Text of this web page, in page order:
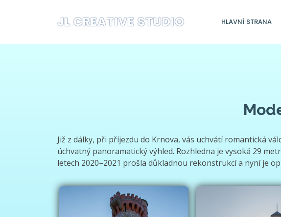
JL CREATIVE STUDIO HLAVNÍ STRANA
Již z dálky, při příjezdu do Krnova, vás uchvátí romantická
úchvatný panoramatický výhled. Rozhledna je vysoká 29
letech 2020–2021 prošla důkladnou rekonstrukcí a nyní je